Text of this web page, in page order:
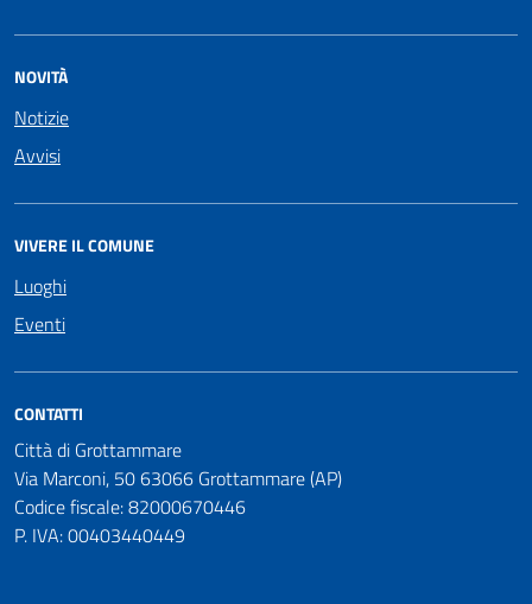
NOVITÀ
Notizie
Avvisi
VIVERE IL COMUNE
Luoghi
Eventi
CONTATTI
Città di Grottammare
Via Marconi, 50 63066 Grottammare (AP)
Codice fiscale: 82000670446
P. IVA: 00403440449